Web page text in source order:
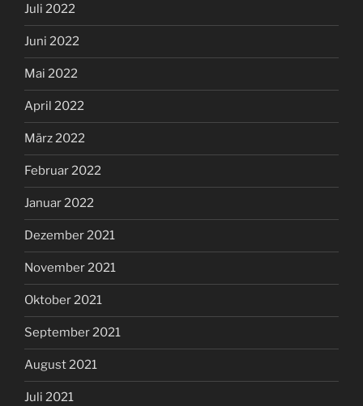
Juli 2022
Juni 2022
Mai 2022
April 2022
März 2022
Februar 2022
Januar 2022
Dezember 2021
November 2021
Oktober 2021
September 2021
August 2021
Juli 2021